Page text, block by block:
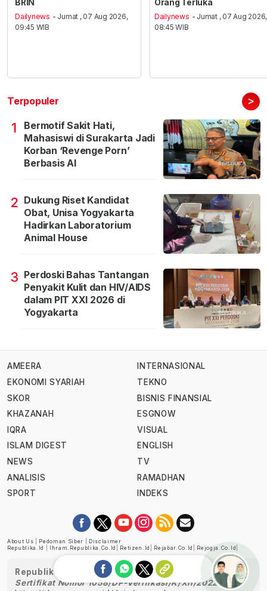
BRIN
Dailynews - Jumat , 07 Aug 2026,
09:45 WIB
Orang Terluka
Dailynews - Jumat , 07 Aug 2026,
08:45 WIB
Terpopuler >
1
Bermotif Sakit Hati,
Mahasiswi di Surakarta Jadi
Korban ‘Revenge Porn’
Berbasis AI
2 Dukung Riset Kandidat
Obat, Unisa Yogyakarta
Hadirkan Laboratorium
Animal House
3 Perdoski Bahas Tantangan
Penyakit Kulit dan HIV/AIDS
dalam PIT XXI 2026 di
Yogyakarta
AMEERA
EKONOMI SYARIAH
SKOR
KHAZANAH
IQRA
ISLAM DIGEST
NEWS
ANALISIS
SPORT
INTERNASIONAL
TEKNO
BISNIS FINANSIAL
ESGNOW
VISUAL
ENGLISH
TV
RAMADHAN
INDEKS
About Us Pedoman Siber
Disclaimer
Republika.id
Ihram.republika.co.id Retizen.id Rejabar.co.id Rejogja.co.id
Republika telah diverifikasi oleh Dewan Pers
Sertifikat Nomor 1058/DP-Verifikasi/K/XII/2022